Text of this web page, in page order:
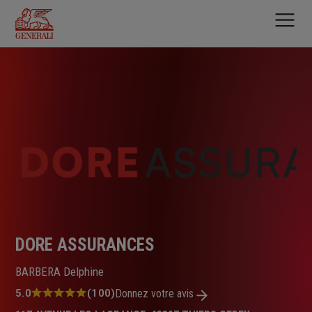
contenu
principal
DORE ASSURANCES
BARBERA Delphine
Note
5.0 (100)Donnez votre avis